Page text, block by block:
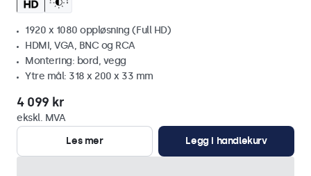
1920 x 1080 oppløsning (Full HD)
HDMI, VGA, BNC og RCA
Montering: bord, vegg
Ytre mål: 318 x 200 x 33 mm
4 099 kr
ekskl. MVA
Les mer
Legg i handlekurv